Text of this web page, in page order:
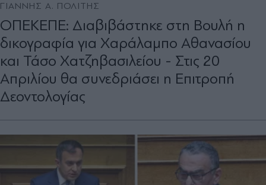
ΓΙΑΝΝΗΣ Α. ΠΟΛΙΤΗΣ
ΟΠΕΚΕΠΕ: Διαβιβάστηκε στη Βουλή η
δικογραφία για Χαράλαμπο Αθανασίου
και Τάσο Χατζηβασιλείου - Στις 20
Απριλίου θα συνεδριάσει η Επιτροπή
Δεοντολογίας